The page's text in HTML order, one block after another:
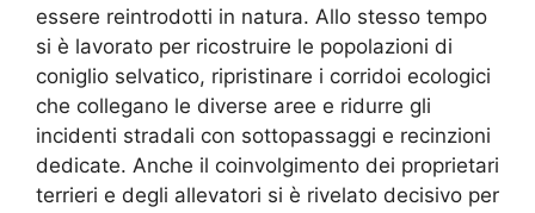
essere reintrodotti in natura. Allo stesso tempo
si è lavorato per ricostruire le popolazioni di
coniglio selvatico, ripristinare i corridoi ecologici
che collegano le diverse aree e ridurre gli
incidenti stradali con sottopassaggi e recinzioni
dedicate. Anche il coinvolgimento dei proprietari
terrieri e degli allevatori si è rivelato decisivo per